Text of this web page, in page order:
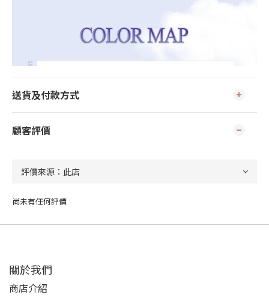
送貨及付款方式
顧客評價
尚未有任何評價
關於我們
商店介紹